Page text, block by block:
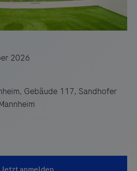
2026
Gebäude 117, Sandhofer